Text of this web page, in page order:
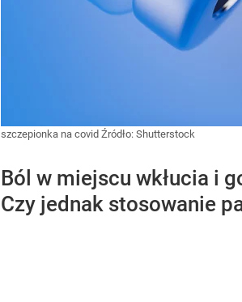
szczepionka na covid Źródło: Shutterstock
Ból w miejscu wkłucia i
Czy jednak stosowanie